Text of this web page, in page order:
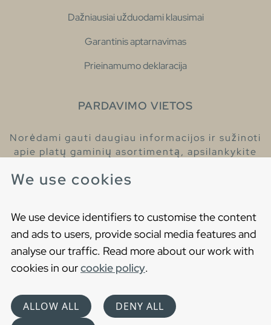
We use cookies
We use device identifiers to customise the content
and ads to users, provide social media features and
analyse our traffic. Read more about our work with
cookies in ourcookie policy.
ALLOW ALL
DENY ALL
Dažniausiai užduodami klausimai
Garantinis aptarnavimas
Prieinamumo deklaracija
PARDAVIMO VIETOS
Norėdami gauti daugiau informacijos ir sužinoti
apie platų gaminių asortimentą, apsilankykite
Cookies
Privatumo politika
Choose language